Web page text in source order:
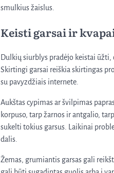
smulkius žaislus.
Keisti garsai ir
Dulkių siurblys pradėjo keistai ūžti,
Skirtingi garsai reiškia skirtingas
su pavyzdžiais internete.
Aukštas cypimas ar švilpimas
korpuso, tarp žarnos ir antgalio,
sukelti tokius garsus. Laikinai
dalis.
Žemas, grumiantis garsas gali